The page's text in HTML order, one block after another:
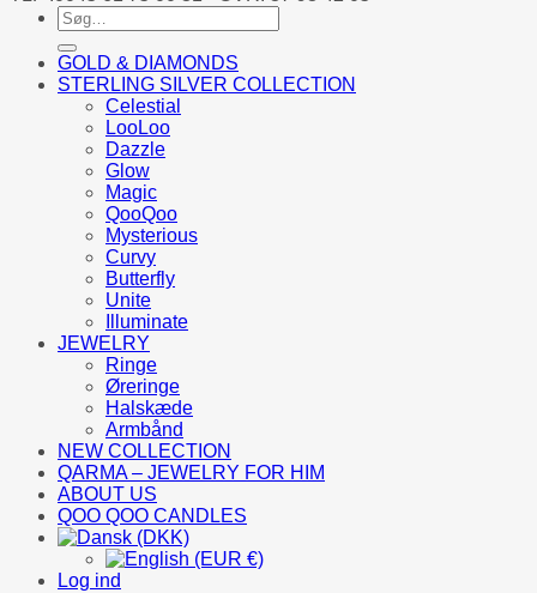
Søg
efter:
GOLD & DIAMONDS
STERLING SILVER COLLECTION
Celestial
LooLoo
Dazzle
Glow
Magic
QooQoo
Mysterious
Curvy
Butterfly
Unite
Illuminate
JEWELRY
Ringe
Øreringe
Halskæde
Armbånd
NEW COLLECTION
QARMA – JEWELRY FOR HIM
ABOUT US
QOO QOO CANDLES
Log ind